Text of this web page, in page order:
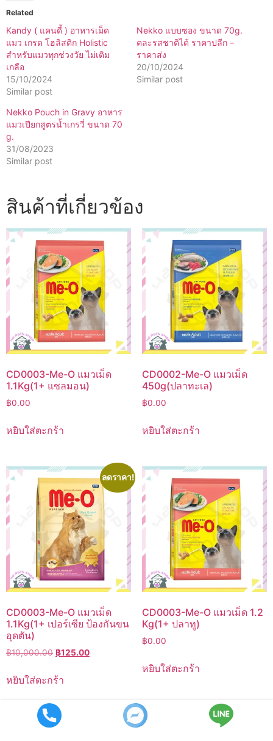
Related
Kandy ( แคนดี้ ) อาหารเม็ด
แมว เกรด โฮลิสติก Holistic
สำหรับแมวทุกช่วงวัย ไม่เติม
เกลือ
15/10/2024
Similar post
Nekko แบบซอง ขนาด 70g.
คละรสชาติได้ ราคาปลีก –
ราคาส่ง
20/10/2024
Similar post
Nekko Pouch in Gravy อาหาร
แมวเปียกสูตรน้ำเกรวี่ ขนาด 70
g.
31/08/2023
Similar post
สินค้าที่เกี่ยวข้อง
CD0003-Me-O แมวเม็ด
1.1Kg(1+ แซลมอน)
฿0.00
หยิบใส่ตะกร้า
CD0002-Me-O แมวเม็ด
450g(ปลาทะเล)
฿0.00
หยิบใส่ตะกร้า
ลดราคา!
CD0003-Me-O แมวเม็ด
1.1Kg(1+ เปอร์เซีย ป้องกันขน
อุดตัน)
฿10,000.00 Original
was:
฿125.00Current
หยิบใส่ตะกร้า
CD0003-Me-O แมวเม็ด 1.2
Kg(1+ ปลาทู)
฿0.00
หยิบใส่ตะกร้า